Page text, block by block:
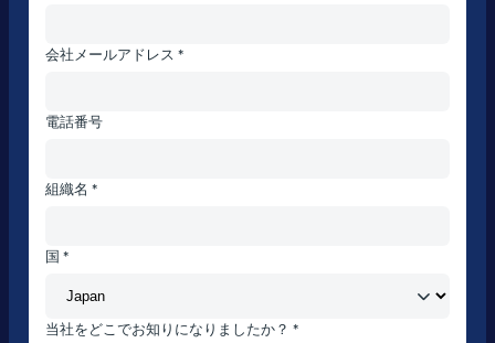
会社メールアドレス *
電話番号
組織名 *
国 *
当社をどこでお知りになりましたか？ *